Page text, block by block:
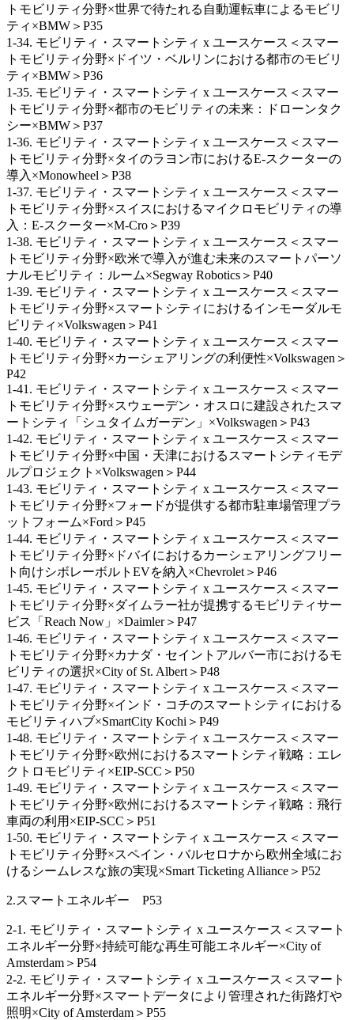
トモビリティ分野×世界で待たれる自動運転車によるモビリ
ティ×BMW＞P35
1-34. モビリティ・スマートシティ x ユースケース＜スマー
トモビリティ分野×ドイツ・ベルリンにおける都市のモビリ
ティ×BMW＞P36
1-35. モビリティ・スマートシティ x ユースケース＜スマー
トモビリティ分野×都市のモビリティの未来：ドローンタク
シー×BMW＞P37
1-36. モビリティ・スマートシティ x ユースケース＜スマー
トモビリティ分野×タイのラヨン市におけるE-スクーターの
導入×Monowheel＞P38
1-37. モビリティ・スマートシティ x ユースケース＜スマー
トモビリティ分野×スイスにおけるマイクロモビリティの導
入：E-スクーター×M-Cro＞P39
1-38. モビリティ・スマートシティ x ユースケース＜スマー
トモビリティ分野×欧米で導入が進む未来のスマートパーソ
ナルモビリティ：ルーム×Segway Robotics＞P40
1-39. モビリティ・スマートシティ x ユースケース＜スマー
トモビリティ分野×スマートシティにおけるインモーダルモ
ビリティ×Volkswagen＞P41
1-40. モビリティ・スマートシティ x ユースケース＜スマー
トモビリティ分野×カーシェアリングの利便性×Volkswagen＞
P42
1-41. モビリティ・スマートシティ x ユースケース＜スマー
トモビリティ分野×スウェーデン・オスロに建設されたスマ
ートシティ「シュタイムガーデン」×Volkswagen＞P43
1-42. モビリティ・スマートシティ x ユースケース＜スマー
トモビリティ分野×中国・天津におけるスマートシティモデ
ルプロジェクト×Volkswagen＞P44
1-43. モビリティ・スマートシティ x ユースケース＜スマー
トモビリティ分野×フォードが提供する都市駐車場管理プラ
ットフォーム×Ford＞P45
1-44. モビリティ・スマートシティ x ユースケース＜スマー
トモビリティ分野×ドバイにおけるカーシェアリングフリー
ト向けシボレーボルトEVを納入×Chevrolet＞P46
1-45. モビリティ・スマートシティ x ユースケース＜スマー
トモビリティ分野×ダイムラー社が提携するモビリティサー
ビス「Reach Now」×Daimler＞P47
1-46. モビリティ・スマートシティ x ユースケース＜スマー
トモビリティ分野×カナダ・セイントアルバー市におけるモ
ビリティの選択×City of St. Albert＞P48
1-47. モビリティ・スマートシティ x ユースケース＜スマー
トモビリティ分野×インド・コチのスマートシティにおける
モビリティハブ×SmartCity Kochi＞P49
1-48. モビリティ・スマートシティ x ユースケース＜スマー
トモビリティ分野×欧州におけるスマートシティ戦略：エレ
クトロモビリティ×EIP-SCC＞P50
1-49. モビリティ・スマートシティ x ユースケース＜スマー
トモビリティ分野×欧州におけるスマートシティ戦略：飛行
車両の利用×EIP-SCC＞P51
1-50. モビリティ・スマートシティ x ユースケース＜スマー
トモビリティ分野×スペイン・バルセロナから欧州全域にお
けるシームレスな旅の実現×Smart Ticketing Alliance＞P52
2.スマートエネルギー P53
2-1. モビリティ・スマートシティ x ユースケース＜スマート
エネルギー分野×持続可能な再生可能エネルギー×City of
Amsterdam＞P54
2-2. モビリティ・スマートシティ x ユースケース＜スマート
エネルギー分野×スマートデータにより管理された街路灯や
照明×City of Amsterdam＞P55